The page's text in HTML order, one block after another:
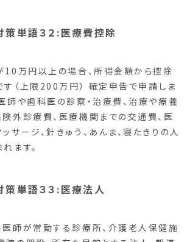
策単語３２:医療費控除
10万円以上の場合、所得金額から控除
す（上限200万円） 確定申告で申請しま
師や歯科医の診察・治療費、治療や療養
外診療費、医療機関までの交通費、医
サージ、針きゅう、あんま、寝たきりの人
ます。
策単語３３:医療法人
医師が常勤する診療所、介護老人保健施